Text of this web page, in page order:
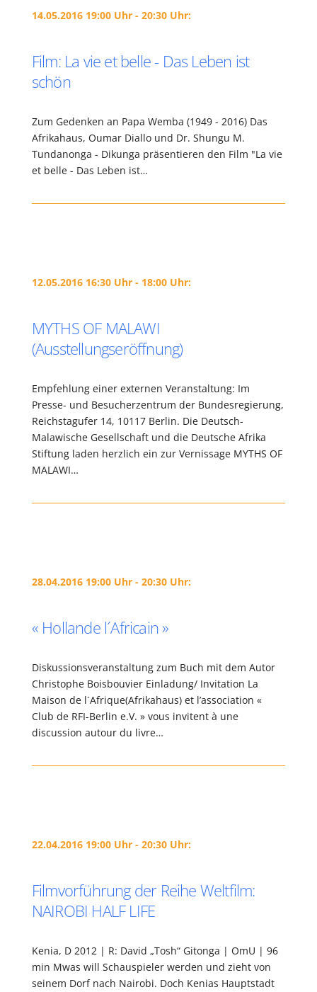
14.05.2016 19:00 Uhr - 20:30 Uhr:
Film: La vie et belle - Das Leben ist
schön
Zum Gedenken an Papa Wemba (1949 - 2016) Das
Afrikahaus, Oumar Diallo und Dr. Shungu M.
Tundanonga - Dikunga präsentieren den Film "La vie
et belle - Das Leben ist…
12.05.2016 16:30 Uhr - 18:00 Uhr:
MYTHS OF MALAWI
(Ausstellungseröffnung)
Empfehlung einer externen Veranstaltung: Im
Presse- und Besucherzentrum der Bundesregierung,
Reichstagufer 14, 10117 Berlin. Die Deutsch-
Malawische Gesellschaft und die Deutsche Afrika
Stiftung laden herzlich ein zur Vernissage MYTHS OF
MALAWI…
28.04.2016 19:00 Uhr - 20:30 Uhr:
« Hollande l´Africain »
Diskussionsveranstaltung zum Buch mit dem Autor
Christophe Boisbouvier Einladung/ Invitation La
Maison de l´Afrique(Afrikahaus) et l’association «
Club de RFI-Berlin e.V. » vous invitent à une
discussion autour du livre…
22.04.2016 19:00 Uhr - 20:30 Uhr:
Filmvorführung der Reihe Weltfilm:
NAIROBI HALF LIFE
Kenia, D 2012 | R: David „Tosh“ Gitonga | OmU | 96
min Mwas will Schauspieler werden und zieht von
seinem Dorf nach Nairobi. Doch Kenias Hauptstadt